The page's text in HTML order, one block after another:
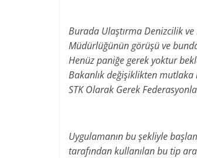
Burada Ulaştırma Denizcilik ve
Müdürlüğünün görüşü ve
Henüz paniğe gerek yoktur
Bakanlık değişiklikten
STK Olarak Gerek
Uygulamanın bu şekliyle
tarafından kullanılan bu tip